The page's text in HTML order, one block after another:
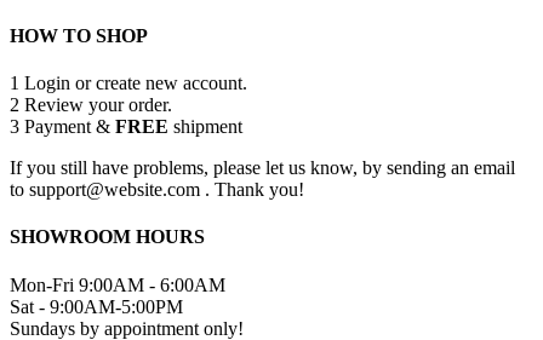
HOW TO SHOP
1 Login or create new account.
2 Review your order.
3 Payment & FREE shipment
If you still have problems, please let us know, by sending an email
to support@website.com . Thank you!
SHOWROOM HOURS
Mon-Fri 9:00AM - 6:00AM
Sat - 9:00AM-5:00PM
Sundays by appointment only!